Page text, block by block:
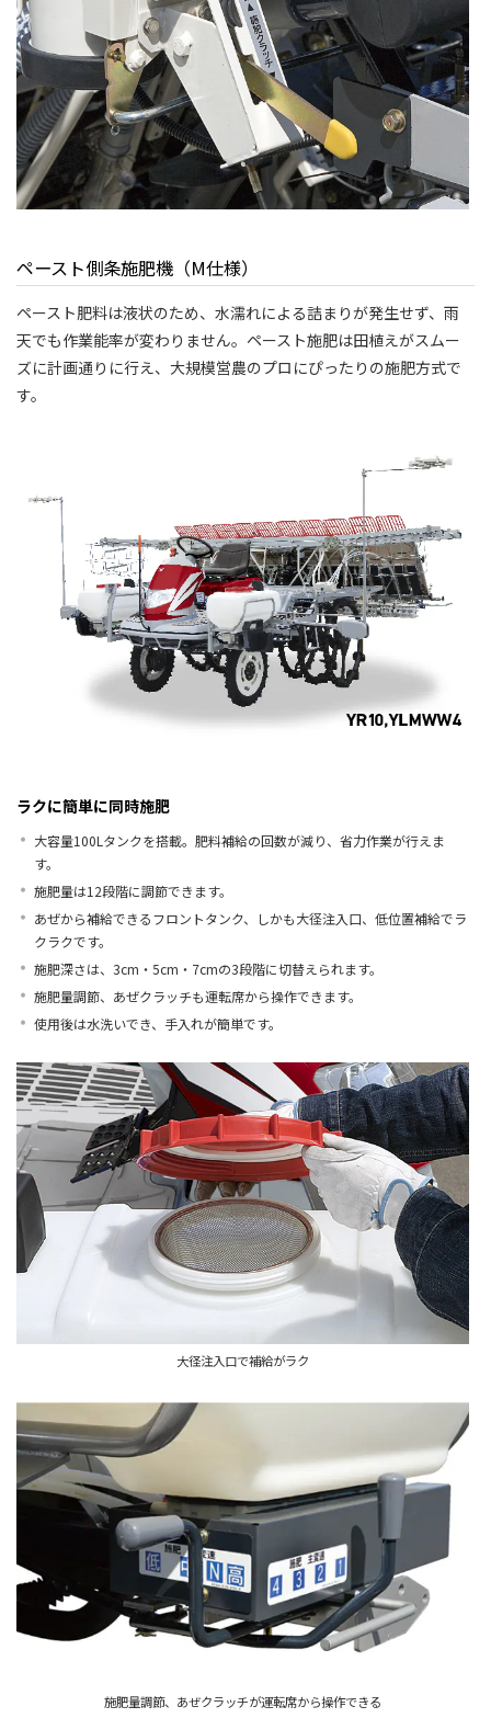
ペースト側条施肥機（M仕様）
ペースト肥料は液状のため、水濡れによる詰まりが発生せず、雨
天でも作業能率が変わりません。ペースト施肥は田植えがスムー
ズに計画通りに行え、大規模営農のプロにぴったりの施肥方式で
す。
ラクに簡単に同時施肥
大容量100Lタンクを搭載。肥料補給の回数が減り、省力作業が行えま
す。
施肥量は12段階に調節できます。
あぜから補給できるフロントタンク、しかも大径注入口、低位置補給でラ
クラクです。
施肥深さは、3cm・5cm・7cmの3段階に切替えられます。
施肥量調節、あぜクラッチも運転席から操作できます。
使用後は水洗いでき、手入れが簡単です。
大径注入口で補給がラク
施肥量調節、あぜクラッチが運転席から操作できる